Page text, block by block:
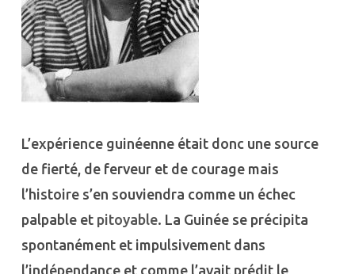
L’expérience guinéenne était donc une source
de fierté, de ferveur et de courage mais
l’histoire s’en souviendra comme un échec
palpable et pitoyable. La Guinée se précipita
spontanément et impulsivement dans
l’indépendance et comme l’avait prédit le